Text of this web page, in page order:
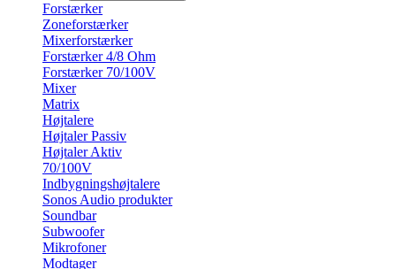
Forstærker
Zoneforstærker
Mixerforstærker
Forstærker 4/8 Ohm
Forstærker 70/100V
Mixer
Matrix
Højtalere
Højtaler Passiv
Højtaler Aktiv
70/100V
Indbygningshøjtalere
Sonos Audio produkter
Soundbar
Subwoofer
Mikrofoner
Modtager